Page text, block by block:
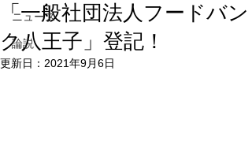
ニュース
論説
「一般社団法人フードバン
ク八王子」登記！
更新日： 2021年9月6日